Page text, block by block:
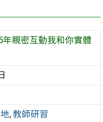
親密互動我和你實體
, 教師研習